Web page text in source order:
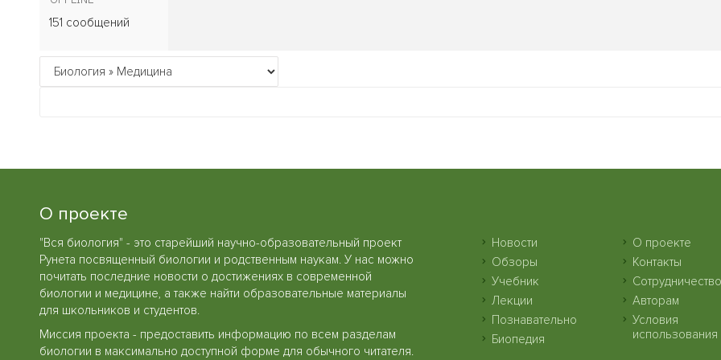
151 сообщений
О проекте
"Вся биология" - это старейший научно-образовательный проект
Рунета посвященный биологии и родственным наукам. У нас можно
почитать последние новости о достижениях в современной
биологии и медицине, а также найти образовательные материалы
для школьников и студентов.
Миссия проекта - предоставить информацию по всем разделам
биологии в максимально доступной форме для обычного читателя.
Новости
Обзоры
Учебник
Лекции
Познавательно
Биопедия
О проекте
Контакты
Сотрудничество
Авторам
Условия
использования